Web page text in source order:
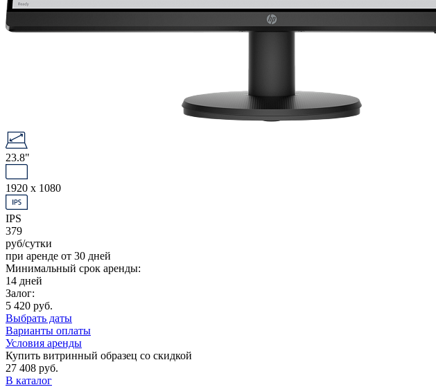
23.8"
1920 x 1080
IPS
379
руб/сутки
при аренде от 30 дней
Минимальный срок аренды:
14 дней
Залог:
5 420 руб.
Выбрать даты
Варианты оплаты
Условия аренды
Купить витринный образец со скидкой
27 408 руб.
В каталог